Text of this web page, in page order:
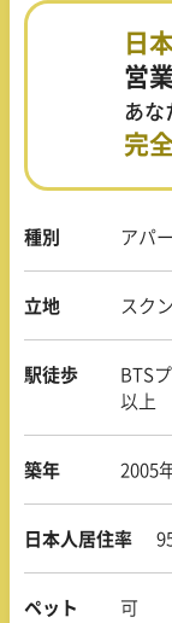
種別 アパ
立地 スク
駅徒歩
BTS
以上
築年 2005
日本人居住率
ペット 可
日
営
あな
完